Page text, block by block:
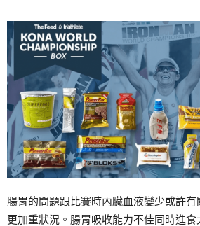
腸胃的問題跟比賽時內臟血液變少或許
更加重狀況。腸胃吸收能力不佳同時進